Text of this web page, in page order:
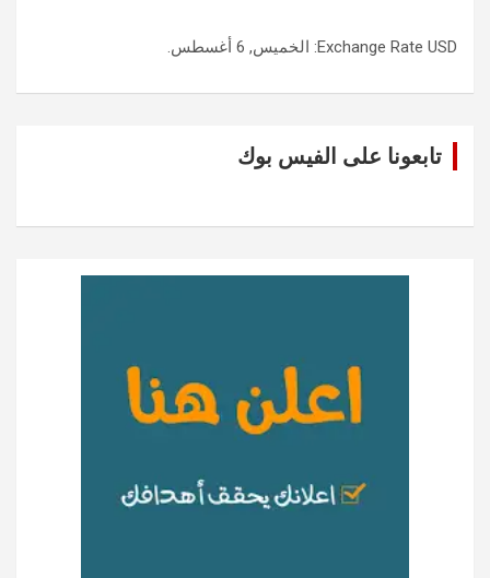
Exchange Rate USD : الخميس, 6 أغسطس.
تابعونا على الفيس بوك